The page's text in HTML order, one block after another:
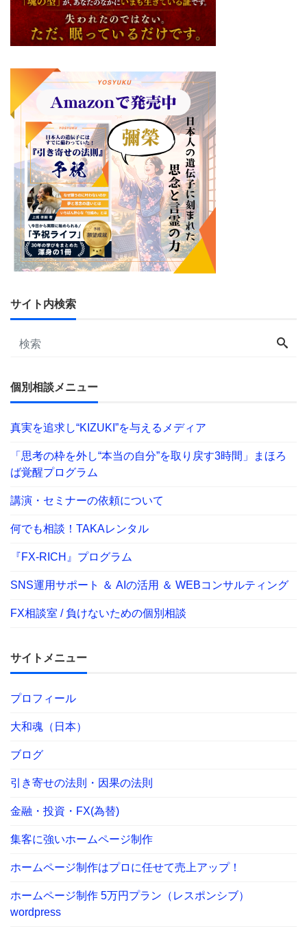
サイト内検索
個別相談メニュー
真実を追求し“KIZUKI”を与えるメディア
「思考の枠を外し“本当の自分”を取り戻す3時間」まほろ
ば覚醒プログラム
講演・セミナーの依頼について
何でも相談！TAKAレンタル
『FX-RICH』プログラム
SNS運用サポート ＆ AIの活用 ＆ WEBコンサルティング
FX相談室 / 負けないための個別相談
サイトメニュー
プロフィール
大和魂（日本）
ブログ
引き寄せの法則・因果の法則
金融・投資・FX(為替)
集客に強いホームページ制作
ホームページ制作はプロに任せて売上アップ！
ホームページ制作 5万円プラン（レスポンシブ）
wordpress